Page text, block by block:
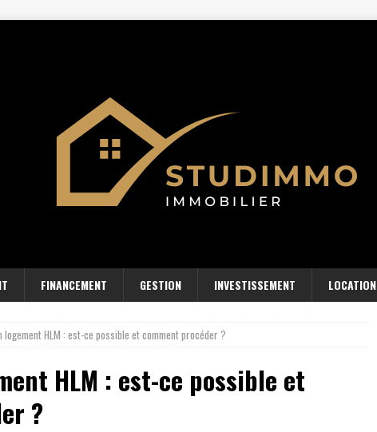
FINANCEMENT GESTION INVESTISSEMENT LOCATION
logement HLM : est-ce possible et comment procéder ?
HLM : est-ce possible et
?